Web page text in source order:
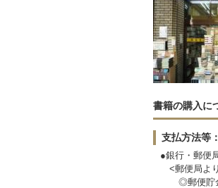
書籍の購入に
支払方法等：
●銀行・郵便
<郵便局よ
◎郵便貯